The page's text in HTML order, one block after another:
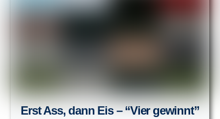
Erst Ass, dann Eis – “Vier gewinnt”